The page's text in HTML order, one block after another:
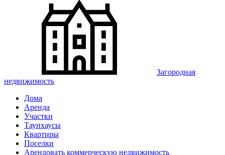
Загородная
недвижимость
Дома
Аренда
Участки
Таунхаусы
Квартиры
Поселки
Арендовать коммерческую недвижимость